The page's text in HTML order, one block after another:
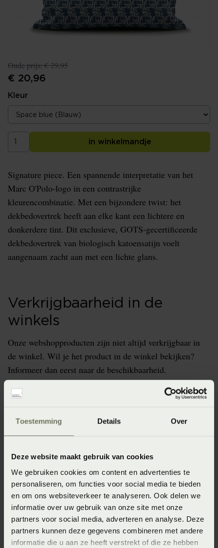
Toestemming Details Over
Deze website maakt gebruik van cookies
We gebruiken cookies om content en advertenties te
personaliseren, om functies voor social media te bieden
en om ons websiteverkeer te analyseren. Ook delen we
informatie over uw gebruik van onze site met onze
partners voor social media, adverteren en analyse. Deze
partners kunnen deze gegevens combineren met andere
informatie die u aan ze heeft verstrekt of die ze hebben
Oude prijs:€ 29,95
€ 20,96
Kleur
in winkelmandje
Signature piece. Een spannende interpretatie van het
Marc O'Polo-logo in een contrastrijke
kleurencombinatie. Met een bijzondere twist: het
dekbedovertrek heeft aan elke kant een lichtere en
donkerdere tint. Dit exclusieve, GOTS-gecertificeerde
dekbedovertrek van biologisch katoensatijn voelt
aangenaam zacht aan met een lichte glans.
Verkrijgbaarheid in de
winkels
Onze webshopproducten zijn niet altijd verkrijgbaar in
de winkel. Wil je het product in de winkel bekijken?
Informeer dan eerst naar de beschikbaarheid.
Specificaties
Artikelnummer
8715944865135
Afmeting
60x70 (60 x 70 cm)
Seizoen
FW2024